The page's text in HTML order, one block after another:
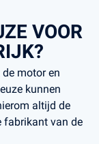
VOOR
motor en
kunnen
altijd de
fabrikant van de